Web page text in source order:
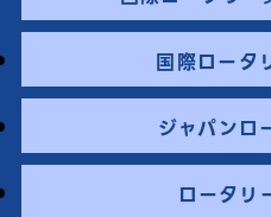
国際ロータ
ジャパンロ
ロータリ